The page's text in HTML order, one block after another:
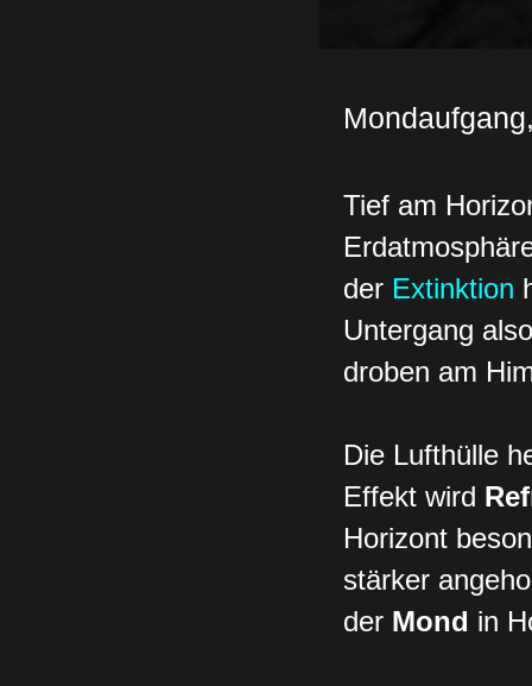
Tief am
der Extinktion
Untergang
droben am
Die Lufthülle
Effekt wird
Horizont
stärker
der Mond in